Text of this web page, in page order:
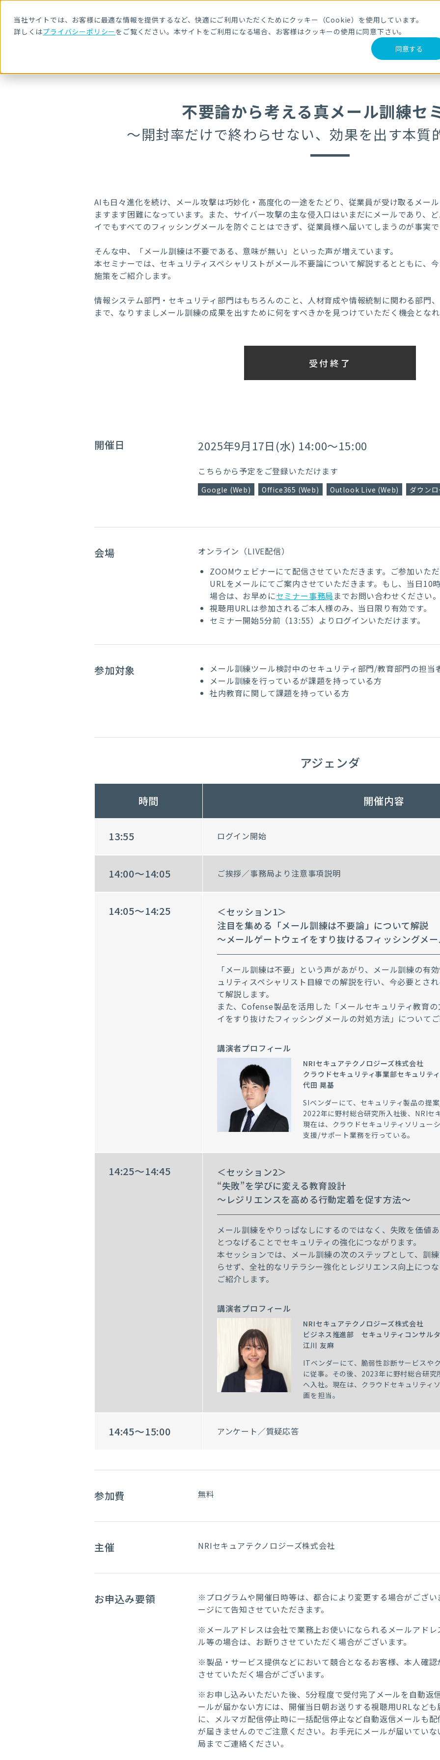
当社サイトでは、お客様に最適な情報を提供するなど、快適にご利用いただくためにクッキー（Cookie）を使用しています。
詳しくはプライバシーポリシーをご覧ください。本サイトをご利用になる場合、お客様はクッキーの使用に同意下さい。
同意する
サービス・製品 導入事例 セミナー ブログ
不要論から考える真メール訓練セ
～開封率だけで終わらせない、効果を出す本質
AIも日々進化を続け、メール攻撃は巧妙化・高度化の一途をたどり、従業員が受け取るメー
ますます困難になっています。また、サイバー攻撃の主な侵入口はいまだにメールであり、
イでもすべてのフィッシングメールを防ぐことはできず、従業員様へ届いてしまうのが事実
そんな中、「メール訓練は不要である、意味が無い」といった声が増えています。
本セミナーでは、セキュリティスペシャリストがメール不要論について解説するとともに、
施策をご紹介します。
情報システム部門・セキュリティ部門はもちろんのこと、人材育成や情報統制に関わる部門
まで、なりすましメール訓練の成果を出すために何をすべきかを見つけていただく機会とな
受付終了
開催日 2025年9月17日(水) 14:00～15:00
こちらから予定をご登録いただけます
Google (Web) Office365 (Web) Outlook Live (Web) ダウン
会場
オンライン（LIVE配信）
ZOOMウェビナーにて配信させていただきます。ご参加いた
URLをメールにてご案内させていただきます。もし、 当日10
場合は、お早めにセミナー事務局 までお問い合わせください
視聴用URLは参加されるご本人様のみ、当日限り有効です。
セミナー開始5分前（13:55）よりログインいただけます。
参加対象
メール訓練ツール検討中のセキュリティ部門/教育部門の担当
メール訓練を行っているが課題を持っている方
社内教育に関して課題を持っている方
アジェンダ
時間 開催内容
13:55 ログイン開始
14:00～14:05 ご挨拶／事務局より注意事項説明
14:05～14:25
＜セッション1＞
注目を集める「メール訓練は不要論」について解説
～メールゲートウェイをすり抜けるフィッシングメ
「メール訓練は不要」という声があがり、メール訓練の有
ュリティスペシャリスト目線での解説を行い、今必要とさ
て解説します。
また、Cofense製品を活用した「メールセキュリティ教育
イをすり抜けたフィッシングメールの対処方法」について
講演者プロフィール
NRIセキュアテクノロジーズ株式会社
クラウドセキュリティ事業部セキュリ
代田 晃基
SIベンダーにて、セキュリティ製品の提
2022年に野村総合研究所入社後、NRIセ
現在は、クラウドセキュリティソリュー
支援/サポート業務を行っている。
14:25～14:45
＜セッション2＞
“失敗”を学びに変える教育設計
～レジリエンスを高める行動定着を促す方法～
メール訓練をやりっぱなしにするのではなく、失敗を価値
とつなげることでセキュリティの強化につながります。
本セッションでは、メール訓練の次のステップとして、訓
らせず、全社的なリテラシー強化とレジリエンス向上につ
ご紹介します。
講演者プロフィール
NRIセキュアテクノロジーズ株式会社
ビジネス推進部 セキュリティコンサル
江川 友麻
ITベンダーにて、脆弱性診断サービスや
に従事。その後、2023年に野村総合研
へ入社。現在は、クラウドセキュリティ
画を担当。
14:45～15:00 アンケート／質疑応答
参加費 無料
主催 NRIセキュアテクノロジーズ株式会社
お申込み要領
※プログラムや開催日時等は、都合により変更する場合がござ
ージにて告知させていただきます。
※メールアドレスは会社で業務上お使いになられるメールアド
ル等の場合は、お断りさせていただく場合がございます。
※製品・サービス提供などにおいて競合となるお客様、本人確
させていただく場合がございます。
※お申し込みいただいた後、5分程度で受付完了メールを自動返
ールが届かない方には、開催当日朝お送りする視聴用URLなど
に、メルマガ配信停止時に一括配信停止など自動返信メールも
が届きませんのでご注意ください。お手元にメールが届いてい
局までご連絡ください。